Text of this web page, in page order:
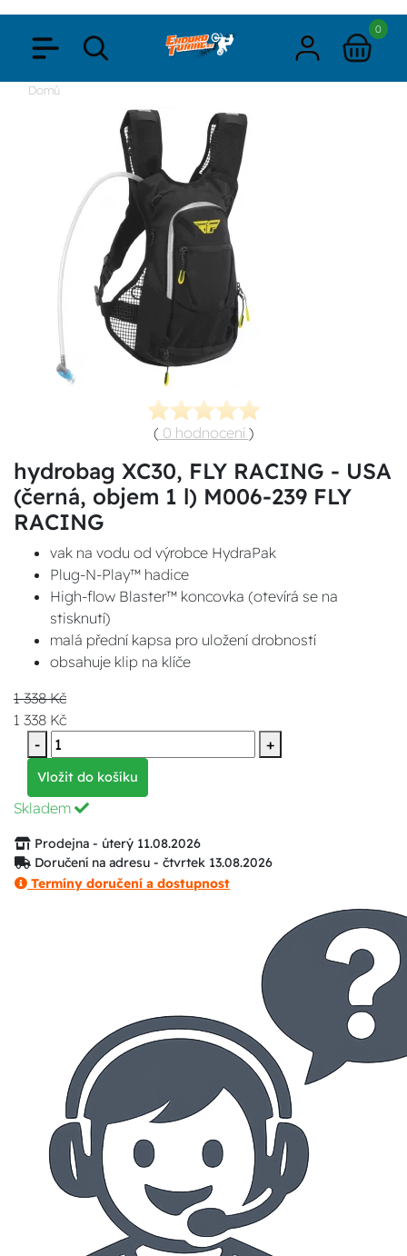
0
Domů
( 0 hodnocení )
hydrobag XC30, FLY RACING - USA
(černá, objem 1 l) M006-239 FLY
RACING
vak na vodu od výrobce HydraPak
Plug-N-Play™ hadice
High-flow Blaster™ koncovka (otevírá se na
stisknutí)
malá přední kapsa pro uložení drobností
obsahuje klip na klíče
1 338 Kč
1 338 Kč
-
+
Vložit do košíku
Skladem
Prodejna - úterý 11.08.2026
Doručení na adresu - čtvrtek 13.08.2026
Termíny doručení a dostupnost